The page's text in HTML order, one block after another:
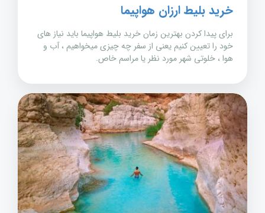
خرید بلیط ارزان هواپیما
برای پیدا کردن بهترین زمان خرید بلیط هواپیما باید نیاز های
خود را تعیین کنیم یعنی از سفر چه چیزی میخواهیم ، آب و
هوا ، خلوتی شهر مورد نظر یا مراسم خاص.